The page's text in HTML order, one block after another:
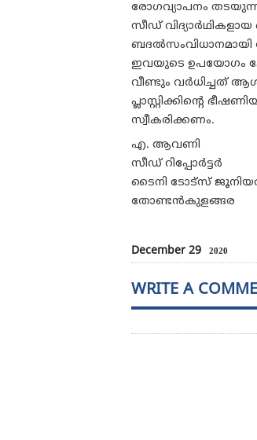
രോഗവ്യാപനം
സീഡ്
ഇവയുടെ ഉപയോഗം
വീണ്ടും വർധിച്ചത്
പ്ലാസ്റ്റിക്കിന്റെ
സ്വീകരിക്കണം.
എ. ആവണി
സീഡ് റിപ്പോർട്ടർ
ടൈനി ടോട്സ്
തോണ്ടൻകുളങ്ങര
December 29 2020
WRITE A